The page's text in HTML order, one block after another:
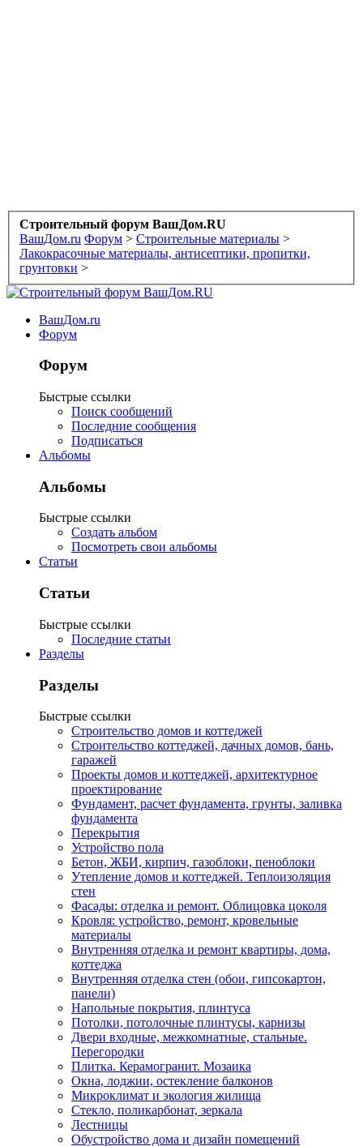
Строительный форум ВашДом.RU
ВашДом.ru Форум > Строительные материалы >
Лакокрасочные материалы, антисептики, пропитки,
грунтовки >
ВашДом.ru
Форум
Форум
Быстрые ссылки
Поиск сообщений
Последние сообщения
Подписаться
Альбомы
Альбомы
Быстрые ссылки
Создать альбом
Посмотреть свои альбомы
Статьи
Статьи
Быстрые ссылки
Последние статьи
Разделы
Разделы
Быстрые ссылки
Строительство домов и коттеджей
Строительство коттеджей, дачных домов, бань,
гаражей
Проекты домов и коттеджей, архитектурное
проектирование
Фундамент, расчет фундамента, грунты, заливка
фундамента
Перекрытия
Устройство пола
Бетон, ЖБИ, кирпич, газоблоки, пеноблоки
Утепление домов и коттеджей. Теплоизоляция
стен
Фасады: отделка и ремонт. Облицовка цоколя
Кровля: устройство, ремонт, кровельные
материалы
Внутренняя отделка и ремонт квартиры, дома,
коттеджа
Внутренняя отделка стен (обои, гипсокартон,
панели)
Напольные покрытия, плинтуса
Потолки, потолочные плинтусы, карнизы
Двери входные, межкомнатные, стальные.
Перегородки
Плитка. Керамогранит. Мозаика
Окна, лоджии, остекление балконов
Микроклимат и экология жилища
Стекло, поликарбонат, зеркала
Лестницы
Обустройство дома и дизайн помещений